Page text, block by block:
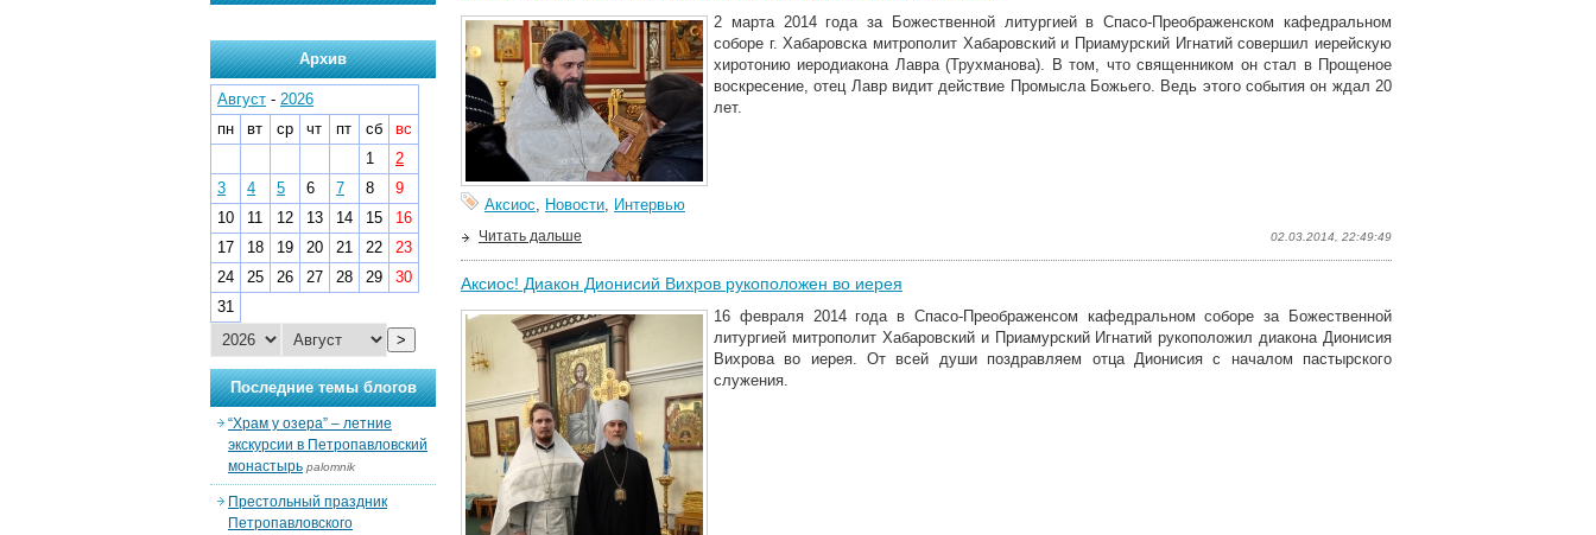
2 марта 2014 года за Божественной литургией в Спасо-Преображенском кафедральном
соборе г. Хабаровска митрополит Хабаровский и Приамурский Игнатий совершил иерейскую
хиротонию иеродиакона Лавра (Трухманова). В том, что священником он стал в Прощеное
воскресение, отец Лавр видит действие Промысла Божьего. Ведь этого события он ждал 20
лет.
Аксиос, Новости, Интервью
02.03.2014, 22:49:49
Читать дальше
Аксиос! Диакон Дионисий Вихров рукоположен во иерея
16 февраля 2014 года в Спасо-Преображенсом кафедральном соборе за Божественной
литургией митрополит Хабаровский и Приамурский Игнатий рукоположил диакона Дионисия
Вихрова во иерея. От всей души поздравляем отца Дионисия с началом пастырского
служения.
Архив
Август - 2026
пн
вт ср чт пт сб
вс
1
2
3
4 5 6 7 8
9
10
11 12 13 14 15
16
17
18 19 20 21 22
23
24
25 26 27 28 29
30
31
>
Последние темы блогов
“Храм у озера” – летние
экскурсии в Петропавловский
монастырь palomnik
Престольный праздник
Петропавловского